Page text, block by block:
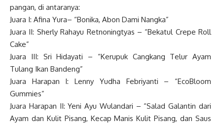
pangan, di antaranya:
Juara I: Afina Yura– “Bonika, Abon Dami Nangka”
Juara II: Sherly Rahayu Retnoningtyas – “Bekatul Crepe Roll
Cake”
Juara III: Sri Hidayati – “Kerupuk Cangkang Telur Ayam
Tulang Ikan Bandeng”
Juara Harapan I: Lenny Yudha Febriyanti – “EcoBloom
Gummies”
Juara Harapan II: Yeni Ayu Wulandari – “Salad Galantin dari
Ayam dan Kulit Pisang, Kecap Manis Kulit Pisang, dan Saus